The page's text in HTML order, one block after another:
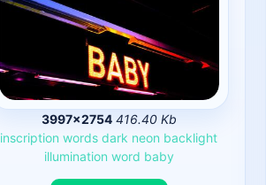
3997×2754 416.40 Kb
inscription words dark neon backlight
illumination word baby